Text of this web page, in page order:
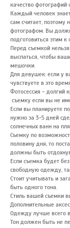
качество фотографий
Каждый человек
сам считает, поэтому
фотографом. Вы
подготовиться этим
Перед съемкой
выспаться, чтобы
мешочки.
Для девушек: если у
чувствуете в это
Фотосессия – долгий
съемку если вы не
Если вы планируете
нужно за 3-5 дней
солнечных ванн на
Съемку по
половину дня, то
должны быть
Если съемка будет
свободную одежду,
Стоит учитывать и
быть одного тона.
Стиль вашей съемки
Дополнительные
Одежду лучше всего
Тон должен быть не